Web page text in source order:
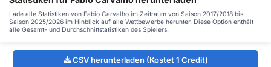
Lade alle Statistiken von Fabio Carvalho im Zeitraum von Saison 2017/2018 bis
Saison 2025/2026 im Hinblick auf alle Wettbewerbe herunter. Diese Option enthält
alle Gesamt- und Durchschnittstatistiken des Spielers.
CSV herunterladen (Kostet 1 Credit)